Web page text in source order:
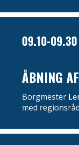
09.10-09.30
ÅBNING
Borgmester
med